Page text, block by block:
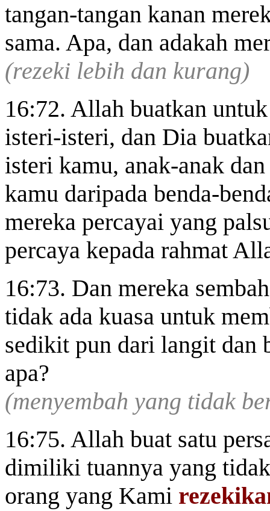
tangan-tangan kanan
sama. Apa, dan adakah
(rezeki lebih dan kurang)
16:72. Allah buatkan
isteri-isteri, dan Dia
isteri kamu, anak-anak
kamu daripada benda-
mereka percayai yang
percaya kepada rahmat
16:73. Dan mereka
tidak ada kuasa untuk
sedikit pun dari langit dan
apa?
(menyembah yang tidak
16:75. Allah buat satu
dimiliki tuannya yang
orang yang Kami